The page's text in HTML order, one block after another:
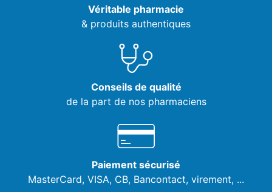
Véritable pharmacie
& produits authentiques
Conseils de qualité
de la part de nos pharmaciens
Paiement sécurisé
MasterCard, VISA, CB, Bancontact, virement, ...